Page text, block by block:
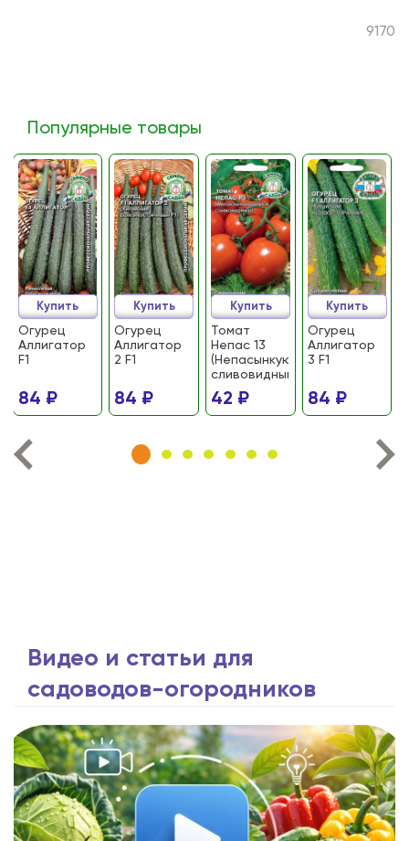
9170
Популярные товары
Огурец
Аллигатор
F1
84 ₽
Купить
Огурец
Аллигатор
2 F1
84 ₽
Купить
Томат
Непас 13
(Непасынкующийся
сливовидный)
42 ₽
Купить
Огурец
Аллигатор
3 F1
84 ₽
Купить
Видео и статьи для
садоводов-огородников